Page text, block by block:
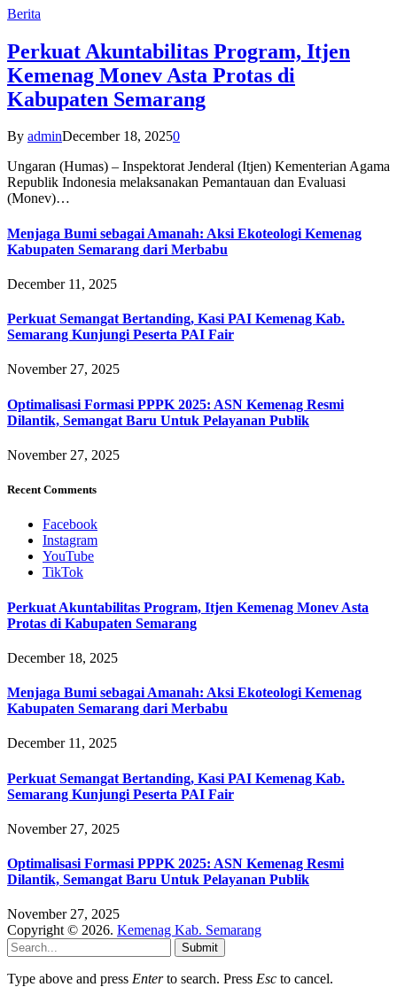
Berita
Perkuat Akuntabilitas Program, Itjen
Kemenag Monev Asta Protas di
Kabupaten Semarang
By adminDecember 18, 20250
Ungaran (Humas) – Inspektorat Jenderal (Itjen) Kementerian Agama
Republik Indonesia melaksanakan Pemantauan dan Evaluasi
(Monev)…
Menjaga Bumi sebagai Amanah: Aksi Ekoteologi Kemenag
Kabupaten Semarang dari Merbabu
December 11, 2025
Perkuat Semangat Bertanding, Kasi PAI Kemenag Kab.
Semarang Kunjungi Peserta PAI Fair
November 27, 2025
Optimalisasi Formasi PPPK 2025: ASN Kemenag Resmi
Dilantik, Semangat Baru Untuk Pelayanan Publik
November 27, 2025
Recent Comments
Facebook
Instagram
YouTube
TikTok
Perkuat Akuntabilitas Program, Itjen Kemenag Monev Asta
Protas di Kabupaten Semarang
December 18, 2025
Menjaga Bumi sebagai Amanah: Aksi Ekoteologi Kemenag
Kabupaten Semarang dari Merbabu
December 11, 2025
Perkuat Semangat Bertanding, Kasi PAI Kemenag Kab.
Semarang Kunjungi Peserta PAI Fair
November 27, 2025
Optimalisasi Formasi PPPK 2025: ASN Kemenag Resmi
Dilantik, Semangat Baru Untuk Pelayanan Publik
November 27, 2025
Copyright © 2026. Kemenag Kab. Semarang
Submit
Type above and press Enterto search. Press Esc to cancel.